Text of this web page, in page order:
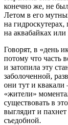
конечно же, не
Летом в его
на
на аквабайках
Говорят, в «день
потому что часть
и затопила эту
заболоченной,
они тут и
«жители»
существовать в
выглядит и
съедобной.